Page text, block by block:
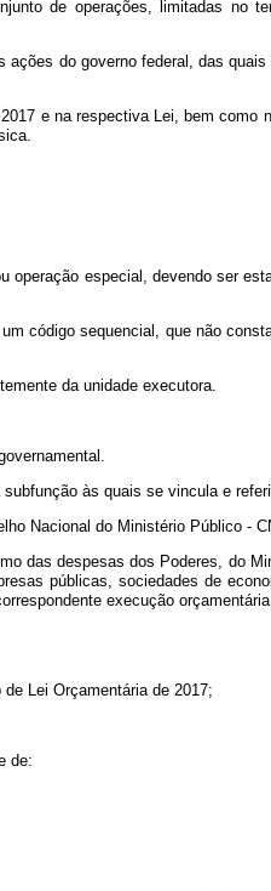
de operações, limitadas no
do governo federal, das
e na respectiva Lei, bem
especial, devendo ser
código sequencial, que não
da unidade executora.
às quais se vincula e
Nacional do Ministério Público -
das despesas dos Poderes, do
públicas, sociedades de
execução
Lei Orçamentária de 2017;
de: